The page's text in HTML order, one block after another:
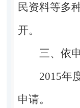
民资料等多
开。
三、依
2015年
申请。